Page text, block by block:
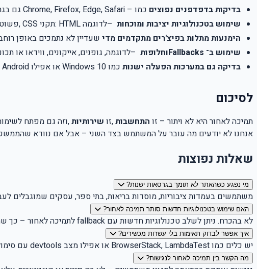
בדיקות בדפדפנים נפוצים כמו Chrome, Firefox, Edge, Safari – גם
שימוש בטכנולוגיות יציבות ומוכחות –לדוגמה: HTMLתקני , CSS
הימנעות מתלות בפיצ'רים מתקדמים מדי שעדיין לא נתמכים באופן
שימוש ב־ Fallbacksוחלופות –לדוגמה, גופנים, אייקונים, ווידאו או
בדיקה גם במערכות הפעלה ישנות כמוWindows 10או אפילוAndroid
לסיכום
תמיכה לאחור היא לא ויתור – זו התחשבות,זו שירותיות,וזה גם מפתח
אנחנו לא יודעים מה עובר על המשתמש בצד השני – אבל אם נוודא
שאלות נפוצות
מי נפגע כשהאתר לא תומך בגרסאות ישנות?
משתמשים בעמדות ציבוריות, מוסדות בריאות, בתי ספר, עסקים שמוגבלים
האם שימוש בטכנולוגיות חדשות סותר תמיכה לאחור?
לא בהכרח. ניתן לשלב טכנולוגיות חדשות עם fallback לתמיכה לאחור – כך שהמשתמשים החדשים נהנים מחידושים, והוותיקים לא מודרים.
איך אפשר לבדוק תאימות בלי עשרות מכשירים?
יש כלים כמו BrowserStack, LambdaTest או אפילו מצב devtools עם סימולציות – שמאפשרים לבדוק התנהגות דפדפן בגרסאות שונות.
מה הקשר בין תמיכה לאחור לנגישות?